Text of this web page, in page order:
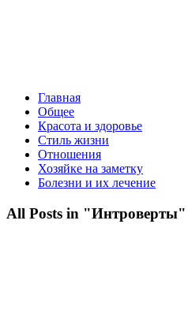
Главная
Общее
Красота и здоровье
Стиль жизни
Отношения
Хозяйке на заметку
Болезни и их лечение
All Posts in "Интроверты"